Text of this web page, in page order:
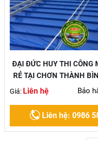
ĐẠI ĐỨC HUY THI CÔNG
RẺ TẠI CHƠN THÀNH
Giá: Liên hệ Bảo
Liên hệ: 0986